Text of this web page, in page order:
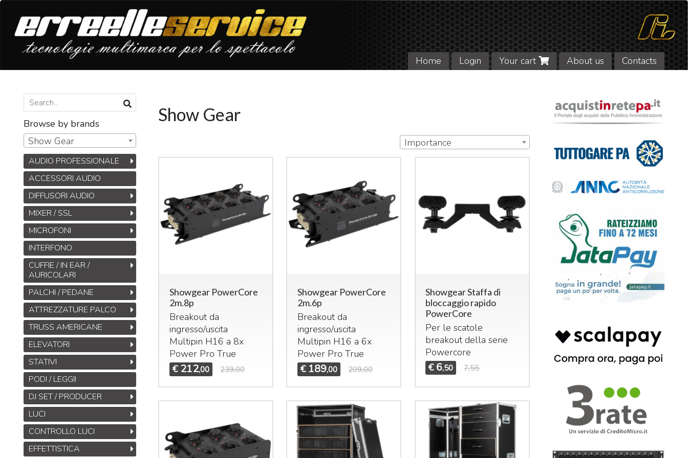
Home Login Your cart About us Contacts
Show Gear
Importance
Showgear PowerCore
2m.8p
Breakout da
ingresso/uscita
Multipin H16 a 8x
Power Pro True
€ 212,00 239,00
Showgear PowerCore
2m.6p
Breakout da
ingresso/uscita
Multipin H16 a 6x
Power Pro True
€ 189,00 209,00
Showgear Staffa di
bloccaggio rapido
PowerCore
Per le scatole
breakout della serie
Powercore
€ 6,50 7,55
Browse by brands
Show Gear
AUDIO PROFESSIONALE
ACCESSORI AUDIO
DIFFUSORI AUDIO
MIXER / SSL
MICROFONI
INTERFONO
CUFFIE / IN EAR /
AURICOLARI
PALCHI / PEDANE
ATTREZZATURE PALCO
TRUSS AMERICANE
ELEVATORI
STATIVI
PODI / LEGGII
DJ SET / PRODUCER
LUCI
CONTROLLO LUCI
EFFETTISTICA